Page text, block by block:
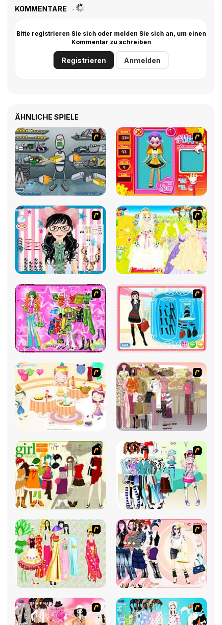
KOMMENTARE
Bitte registrieren Sie sich oder melden Sie sich an, um einen
Kommentar zu schreiben
Registrieren Anmelden
ÄHNLICHE SPIELE